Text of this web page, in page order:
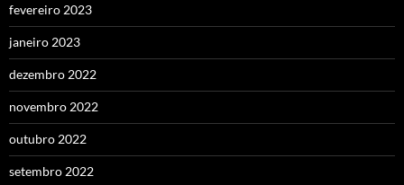
fevereiro 2023
janeiro 2023
dezembro 2022
novembro 2022
outubro 2022
setembro 2022